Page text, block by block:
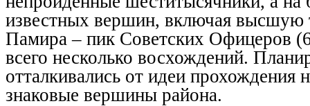
известных вершин, включая высшую
Памира – пик Советских Офицеров
всего несколько восхождений.
отталкивались от идеи
знаковые вершины района.